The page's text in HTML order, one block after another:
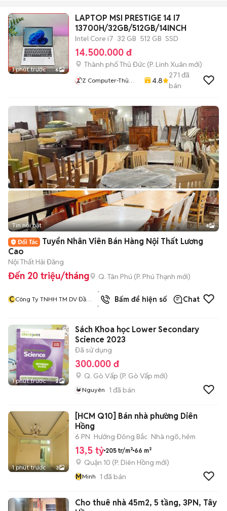
1 phút trước 6
LAPTOP MSI PRESTIGE 14 I7
13700H/32GB/512GB/14INCH
Intel Core i7 32 GB 512 GB SSD
14.500.000 đ
Thành phố Thủ Đức (P. Linh Xuân mới)
Z Computer-Thủ
4.8
271 đã
bán
Tin nổi bật 4
Tuyển Nhân Viên Bán Hàng Nội Thất Lương
Cao
Nội Thất Hải Đăng
Đến 20 triệu/tháng Q. Tân Phú (P. Phú Thạnh mới)
CCông Ty TNHH TM DV Đầu
1244
đã
bán
Bấm để hiện số Chat
1 phút trước 2
Sách Khoa học Lower Secondary
Science 2023
Đã sử dụng
300.000 đ
Q. Gò Vấp (P. Gò Vấp mới)
Nguyên 1 đã bán
1 phút trước 3
[HCM Q10] Bán nhà phường Diên
Hồng
6 PN Hướng Đông Bắc Nhà ngõ, hẻm
13,5 tỷ 205 tr/m² 66 m²
Quận 10 (P. Diên Hồng mới)
MMinh 1 đã bán
Cho thuê nhà 45m2, 5 tầng, 3PN, Tây